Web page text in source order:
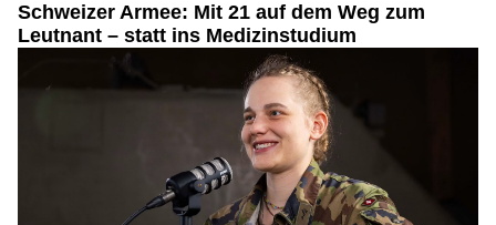
Schweizer Armee: Mit 21 auf dem Weg zum
Leutnant – statt ins Medizinstudium